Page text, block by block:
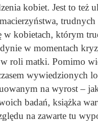
kobiet. Jest to też
trudnych
w kobietach, którym
w momentach
w roli matki. Pomimo
wywiedzionych
na wyrost –
badań, książka
na zawarte tu